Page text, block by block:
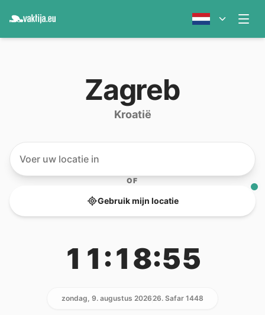
Zagreb
Kroatië
OF
Gebruik mijn locatie
11:18:55
zondag, 9. augustus 202626. Safar 1448